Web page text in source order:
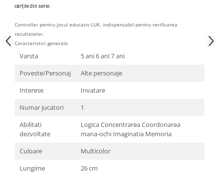
cărțile din serie.
Controller pentru Jocul educativ LUK, indispensabil pentru verificarea
rezultatelor.
Caracteristici generale
Varsta
5 ani 6 ani 7 ani
Poveste/Personaj
Alte personaje
Interese
Invatare
Numar jucatori
1
Abilitati
dezvoltate
Logica Concentrarea Coordonarea
mana-ochi Imaginatia Memoria
Culoare
Multicolor
Lungime
26 cm